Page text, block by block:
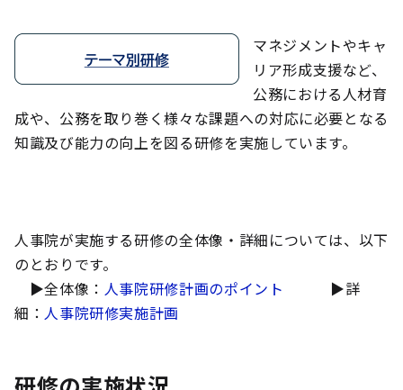
マネジメントやキャ
リア形成支援など、
公務における人材育
成や、公務を取り巻く様々な課題への対応に必要となる
知識及び能力の向上を図る研修を実施しています。
人事院が実施する研修の全体像・詳細については、以下
のとおりです。
▶全体像： 人事院研修計画のポイント
▶詳
細： 人事院研修実施計画